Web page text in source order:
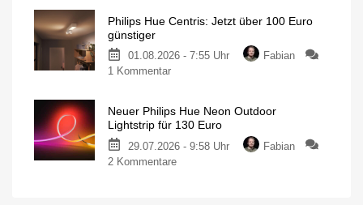
Philips Hue Centris: Jetzt über 100 Euro
günstiger
01.08.2026 - 7:55 Uhr
Fabian
1 Kommentar
Neuer Philips Hue Neon Outdoor
Lightstrip für 130 Euro
29.07.2026 - 9:58 Uhr
Fabian
2 Kommentare